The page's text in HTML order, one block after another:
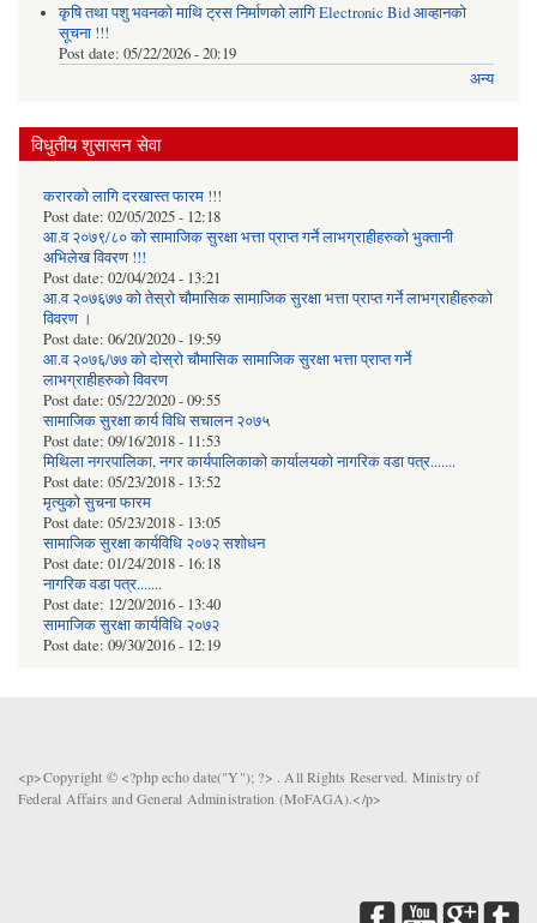
कृषि तथा पशु भवनको माथि ट्रस निर्माणको लागि Electronic Bid आव्हानको
सूचना !!!
Post date: 05/22/2026 - 20:19
अन्य
विधुतीय शुसासन सेवा
करारको लागि दरखास्त फारम !!!
Post date: 02/05/2025 - 12:18
आ.व २०७९/८० को सामाजिक सुरक्षा भत्ता प्राप्त गर्ने लाभग्राहीहरुको भुक्तानी
अभिलेख विवरण !!!
Post date: 02/04/2024 - 13:21
आ.व २०७६७७ को तेस्रो चौमासिक सामाजिक सुरक्षा भत्ता प्राप्त गर्ने लाभग्राहीहरुको
विवरण ।
Post date: 06/20/2020 - 19:59
आ.व २०७६/७७ को दोस्रो चौमासिक सामाजिक सुरक्षा भत्ता प्राप्त गर्ने
लाभग्राहीहरुको विवरण
Post date: 05/22/2020 - 09:55
सामाजिक सुरक्षा कार्य विधि स‌चालन २०७५
Post date: 09/16/2018 - 11:53
मिथिला नगरपालिका, नगर कार्यपालिकाको कार्यालयकाे नागरिक वडा पत्र.......
Post date: 05/23/2018 - 13:52
मृत्युको सुचना फारम
Post date: 05/23/2018 - 13:05
सामाजिक सुरक्षा कार्यविधि २०७२ स‌शाेधन
Post date: 01/24/2018 - 16:18
नागरिक वडा पत्र.......
Post date: 12/20/2016 - 13:40
सामाजिक सुरक्षा कार्यविधि २०७२
Post date: 09/30/2016 - 12:19
<p>Copyright © <?php echo date("Y"); ?> . All Rights Reserved. Ministry of
Federal Affairs and General Administration (MoFAGA).</p>